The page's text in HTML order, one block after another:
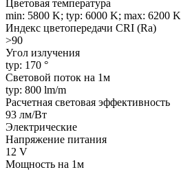
Цветовая температура
min: 5800 K; typ: 6000 K; max: 6200 K
Индекс цветопередачи CRI (Ra)
>90
Угол излучения
typ: 170 °
Световой поток на 1м
typ: 800 lm/m
Расчетная световая эффективность
93 лм/Вт
Электрические
Напряжение питания
12 V
Мощность на 1м